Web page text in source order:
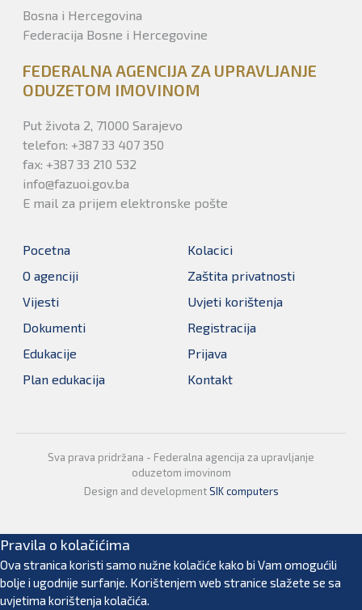
Bosna i Hercegovina
Federacija Bosne i Hercegovine
FEDERALNA AGENCIJA ZA UPRAVLJANJE
ODUZETOM IMOVINOM
Put života 2, 71000 Sarajevo
telefon: +387 33 407 350
fax: +387 33 210 532
info@fazuoi.gov.ba
E mail za prijem elektronske pošte
Pocetna
O agenciji
Vijesti
Dokumenti
Edukacije
Plan edukacija
Kolacici
Zaštita privatnosti
Uvjeti korištenja
Registracija
Prijava
Kontakt
Sva prava pridržana - Federalna agencija za upravljanje
oduzetom imovinom
Design and developmentSIK computers
Pravila o kolačićima
Ova stranica koristi samo nužne kolačiće kako bi Vam omogućili
bolje i ugodnije surfanje. Korištenjem web stranice slažete se sa
uvjetima korištenja kolačića.